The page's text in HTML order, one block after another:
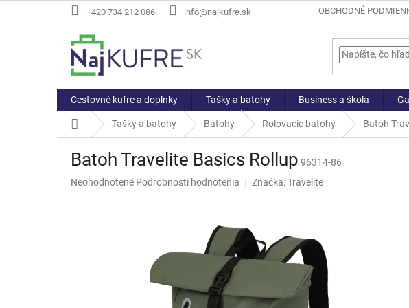
na
+420 734 212 086 info@najkufre.sk OBCHODNÉ
Cestovné kufre a doplnky Tašky a batohy Business a škola
DomovTašky a batohy Batohy Rolovacie batohy Batoh
Batoh Travelite Basics Rollup 96314-86
Priemerné
Neohodnotené Podrobnosti hodnotenia Značka:Travelite